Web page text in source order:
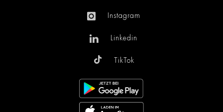
Instagram
Linkedin
TikTok